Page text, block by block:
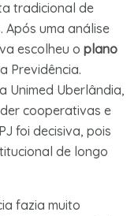
tradicional de
Após uma análise
escolheu o plano
Previdência.
Unimed Uberlândia,
cooperativas e
foi decisiva, pois
de longo
fazia muito